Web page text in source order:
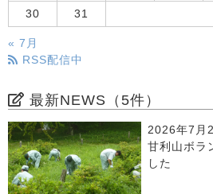
30 31
« 7月
RSS配信中
最新NEWS（5件）
2026年7月
甘利山ボラ
した